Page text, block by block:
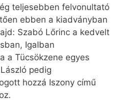
teljesebben felvonultató
ebben a kiadványban
Szabó Lőrinc a kedvelt
Igalban
a Tücsökzene egyes
pedig
hozzá Iszony című